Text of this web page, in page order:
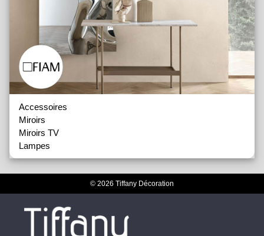
Accessoires
Miroirs
Miroirs TV
Lampes
© 2026 Tiffany Décoration